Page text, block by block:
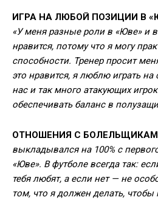
ИГРА НА ЛЮБОЙ ПОЗИЦИИ В
«У меня разные роли в «Юве» и
нравится, потому что я могу
способности. Тренер просит
это нравится, я люблю играть
нас и так много атакующих
обеспечивать баланс в
ОТНОШЕНИЯ С
выкладывался на 100% с
«Юве». В футболе всегда так:
тебя любят, а если нет — не
том, что я должен делать,